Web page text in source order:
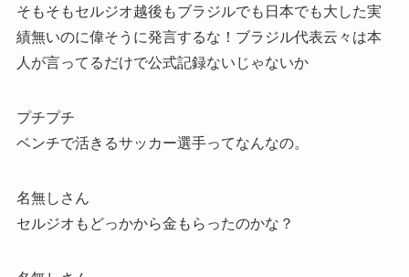
そもそもセルジオ越後もブラジルでも日本でも大した実
績無いのに偉そうに発言するな！ブラジル代表云々は本
人が言ってるだけで公式記録ないじゃないか
プチプチ
ベンチで活きるサッカー選手ってなんなの。
名無しさん
セルジオもどっかから金もらったのかな？